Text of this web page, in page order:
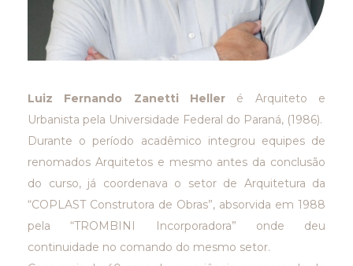
Luiz Fernando Zanetti Heller é Arquiteto e
Urbanista pela Universidade Federal do Paraná, (1986).
Durante o período acadêmico integrou equipes de
renomados Arquitetos e mesmo antes da conclusão
do curso, já coordenava o setor de Arquitetura da
“COPLAST Construtora de Obras”, absorvida em 1988
pela “TROMBINI Incorporadora” onde deu
continuidade no comando do mesmo setor.